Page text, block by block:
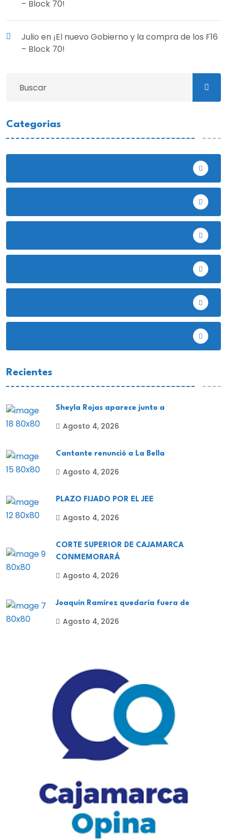
– Block 70!
Julio en ¡El nuevo Gobierno y la compra de los F16
– Block 70!
Categorias
Recientes
Sheyla Rojas aparece junto a
Agosto 4, 2026
Cantante renunció a La Bella
Agosto 4, 2026
PLAZO FIJADO POR EL JEE
Agosto 4, 2026
CORTE SUPERIOR DE CAJAMARCA
CONMEMORARÁ
Agosto 4, 2026
Joaquín Ramírez quedaría fuera de
Agosto 4, 2026